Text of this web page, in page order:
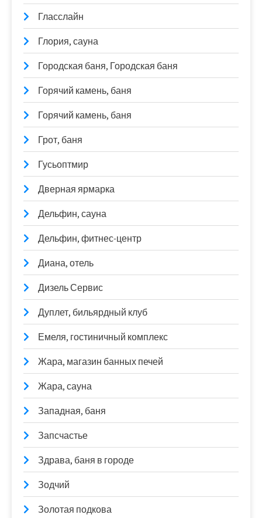
Гласслайн
Глория, сауна
Городская баня, Городская баня
Горячий камень, баня
Горячий камень, баня
Грот, баня
Гусьоптмир
Дверная ярмарка
Дельфин, сауна
Дельфин, фитнес-центр
Диана, отель
Дизель Сервис
Дуплет, бильярдный клуб
Емеля, гостиничный комплекс
Жара, магазин банных печей
Жара, сауна
Западная, баня
Запсчастье
Здрава, баня в городе
Зодчий
Золотая подкова